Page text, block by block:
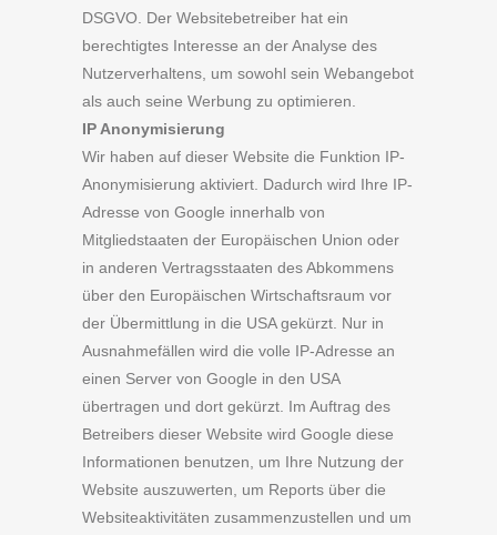
DSGVO. Der Websitebetreiber hat ein
berechtigtes Interesse an der Analyse des
Nutzerverhaltens, um sowohl sein Webangebot
als auch seine Werbung zu optimieren.
IP Anonymisierung
Wir haben auf dieser Website die Funktion IP-
Anonymisierung aktiviert. Dadurch wird Ihre IP-
Adresse von Google innerhalb von
Mitgliedstaaten der Europäischen Union oder
in anderen Vertragsstaaten des Abkommens
über den Europäischen Wirtschaftsraum vor
der Übermittlung in die USA gekürzt. Nur in
Ausnahmefällen wird die volle IP-Adresse an
einen Server von Google in den USA
übertragen und dort gekürzt. Im Auftrag des
Betreibers dieser Website wird Google diese
Informationen benutzen, um Ihre Nutzung der
Website auszuwerten, um Reports über die
Websiteaktivitäten zusammenzustellen und um